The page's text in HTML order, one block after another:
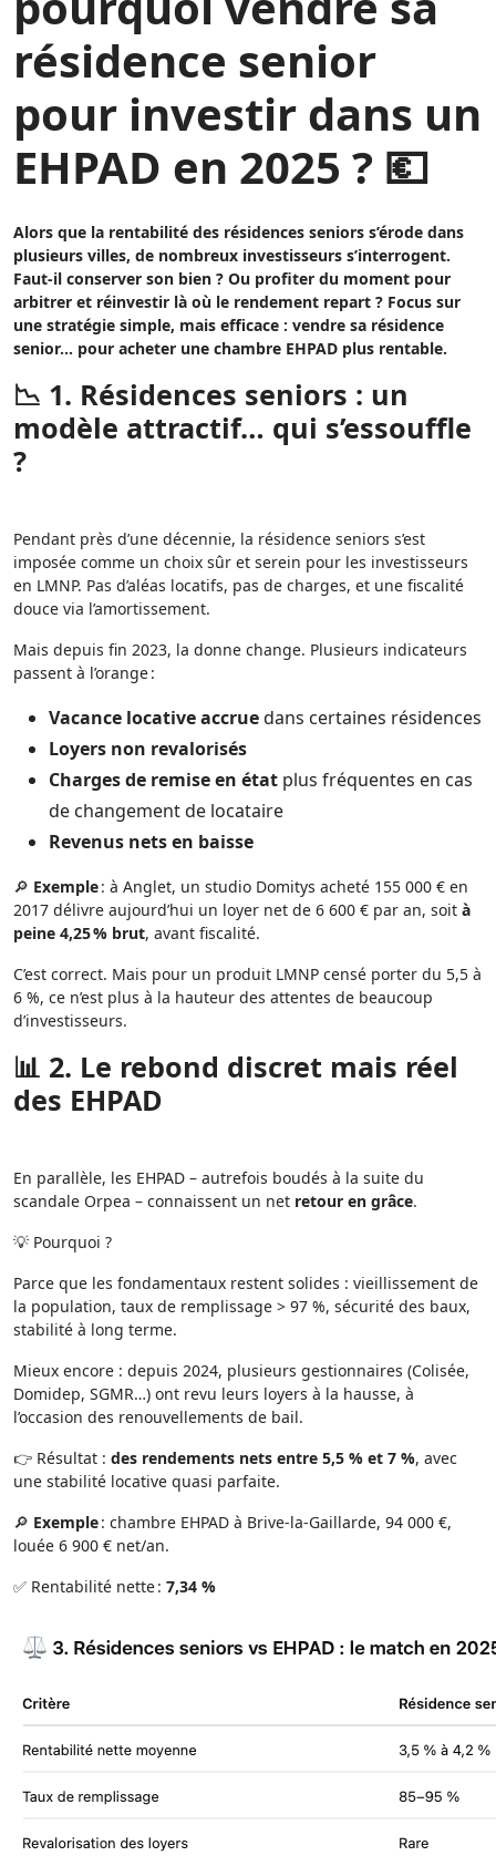
résidence senior
pour investir dans un
EHPAD en 2025 ? 💶
Alors que la rentabilité des résidences seniors s’érode dans
plusieurs villes, de nombreux investisseurs s’interrogent.
Faut-il conserver son bien ? Ou profiter du moment pour
arbitrer et réinvestir là où le rendement repart ? Focus sur
une stratégie simple, mais efficace : vendre sa résidence
senior… pour acheter une chambre EHPAD plus rentable.
📉 1. Résidences seniors : un
modèle attractif… qui s’essouffle
?
Pendant près d’une décennie, la résidence seniors s’est
imposée comme un choix sûr et serein pour les investisseurs
en LMNP. Pas d’aléas locatifs, pas de charges, et une fiscalité
douce via l’amortissement.
Mais depuis fin 2023, la donne change. Plusieurs indicateurs
passent à l’orange :
Vacance locative accruedans certaines résidences
Loyers non revalorisés
Charges de remise en état plus fréquentes en cas
de changement de locataire
Revenus nets en baisse
🔎 Exemple: à Anglet, un studio Domitys acheté 155 000 € en
2017 délivre aujourd’hui un loyer net de 6 600 € par an, soit à
peine 4,25 % brut, avant fiscalité.
C’est correct. Mais pour un produit LMNP censé porter du 5,5 à
6 %, ce n’est plus à la hauteur des attentes de beaucoup
d’investisseurs.
📊 2. Le rebond discret mais réel
des EHPAD
En parallèle, les EHPAD – autrefois boudés à la suite du
scandale Orpea – connaissent un net retour en grâce.
💡 Pourquoi ?
Parce que les fondamentaux restent solides : vieillissement de
la population, taux de remplissage > 97 %, sécurité des baux,
stabilité à long terme.
Mieux encore : depuis 2024, plusieurs gestionnaires (Colisée,
Domidep, SGMR…) ont revu leurs loyers à la hausse, à
l’occasion des renouvellements de bail.
👉 Résultat : des rendements nets entre 5,5 % et 7 %, avec
une stabilité locative quasi parfaite.
🔎 Exemple: chambre EHPAD à Brive-la-Gaillarde, 94 000 €,
louée 6 900 € net/an.
✅ Rentabilité nette : 7,34 %